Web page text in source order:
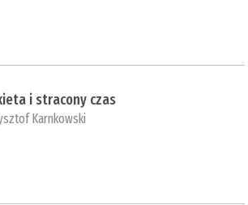
i stracony czas
Karnkowski